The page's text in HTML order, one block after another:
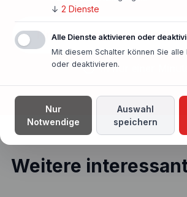
Finanzierung unverbindlich
In nur einer Minute!
Weitere
↓ 2 Dienste
Alle Dienste aktivieren oder
Mit diesem Schalter können Sie alle
oder deaktivieren.
Nur
Notwendige
Auswahl
speichern